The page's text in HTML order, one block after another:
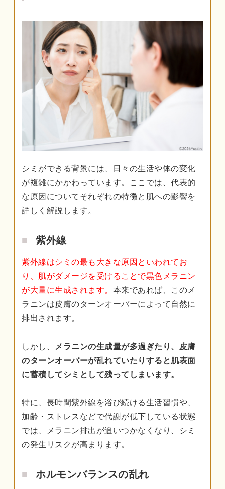
シミができる背景には、日々の生活や体の変化
が複雑にかかわっています。ここでは、代表的
な原因についてそれぞれの特徴と肌への影響を
詳しく解説します。
紫外線
紫外線はシミの最も大きな原因といわれてお
り、肌がダメージを受けることで黒色メラニン
が大量に生成されます。 本来であれば、このメ
ラニンは皮膚のターンオーバーによって自然に
排出されます。
しかし、 メラニンの生成量が多過ぎたり、皮膚
のターンオーバーが乱れていたりすると肌表面
に蓄積してシミとして残ってしまいます。
特に、長時間紫外線を浴び続ける生活習慣や、
加齢・ストレスなどで代謝が低下している状態
では、メラニン排出が追いつかなくなり、シミ
の発生リスクが高まります。
ホルモンバランスの乱れ